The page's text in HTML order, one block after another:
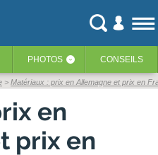
PHOTOS ‹ CONSEILS
Matériaux : prix en Allemagne et prix en
en
prix en